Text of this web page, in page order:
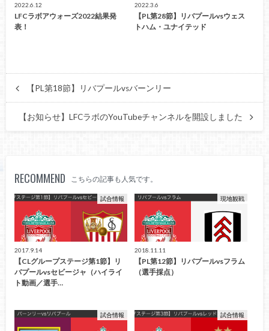
2022.6.12
LFCラボアウォーズ2022結果発
表！
2022.3.6
【PL第28節】リバプールvsウェス
トハム・ユナイテッド
【PL第18節】リバプールvsバーンリー
【お知らせ】LFCラボのYouTubeチャンネルを開設しました
RECOMMEND こちらの記事も人気です。
試合情報
2017.9.14
【CLグループステージ第1節】リ
バプールvsセビージャ（ハイライ
ト動画／選手…
現地観戦
2018.11.11
【PL第12節】リバプールvsフラム
（選手採点）
試合情報 試合情報